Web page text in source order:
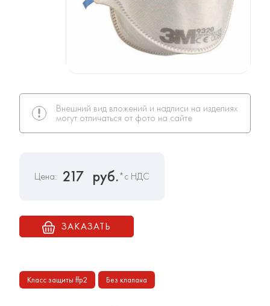
Внешний вид вложений и надписи на изделиях
могут отличаться от фото на сайте
Цена: 217 руб.*с НДС
ЗАКАЗАТЬ
Класс защиты ffp2 Без клапана